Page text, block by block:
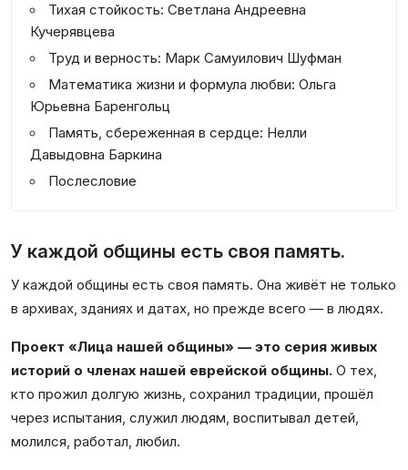
Тихая стойкость: Светлана Андреевна
Кучерявцева
Труд и верность: Марк Самуилович Шуфман
Математика жизни и формула любви: Ольга
Юрьевна Баренгольц
Память, сбереженная в сердце: Нелли
Давыдовна Баркина
Послесловие
У каждой общины есть своя память.
У каждой общины есть своя память. Она живёт не только
в архивах, зданиях и датах, но прежде всего — в людях.
Проект «Лица нашей общины» — это серия живых
историй о членах нашей еврейской общины. О тех,
кто прожил долгую жизнь, сохранил традиции, прошёл
через испытания, служил людям, воспитывал детей,
молился, работал, любил.